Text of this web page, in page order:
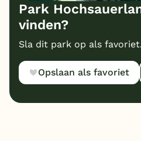
Park
vinden?
Sla dit park op als favoriet.
Opslaan als favoriet